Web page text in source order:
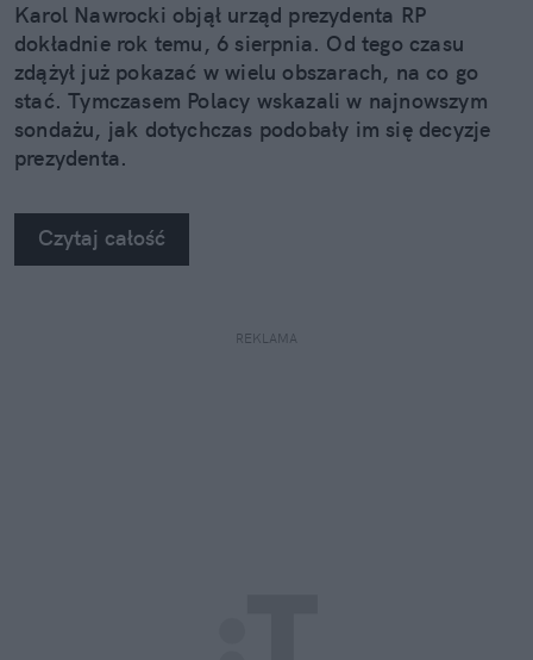
Karol Nawrocki objął urząd prezydenta RP
dokładnie rok temu, 6 sierpnia. Od tego czasu
zdążył już pokazać w wielu obszarach, na co go
stać. Tymczasem Polacy wskazali w najnowszym
sondażu, jak dotychczas podobały im się decyzje
prezydenta.
Czytaj całość
REKLAMA